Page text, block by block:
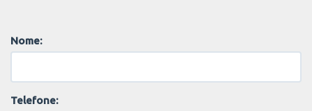
Nome:
Telefone: